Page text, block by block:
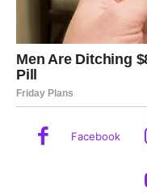
Facebook